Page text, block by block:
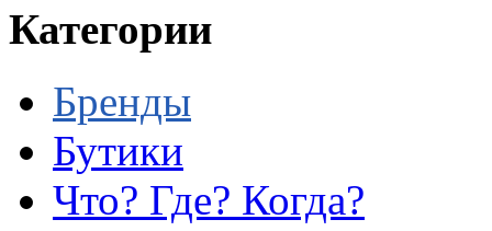
Категории
Бренды
Бутики
Что? Где? Когда?